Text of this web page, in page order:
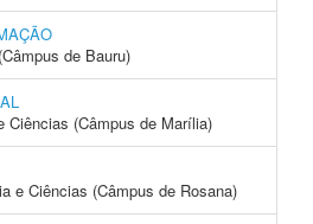
de Bauru)
Ciências (Câmpus de Marília)
e Ciências (Câmpus de Rosana)